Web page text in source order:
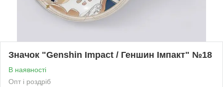
Значок "Genshin Impact / Геншин Імпакт" №18
В наявності
Опт і роздріб